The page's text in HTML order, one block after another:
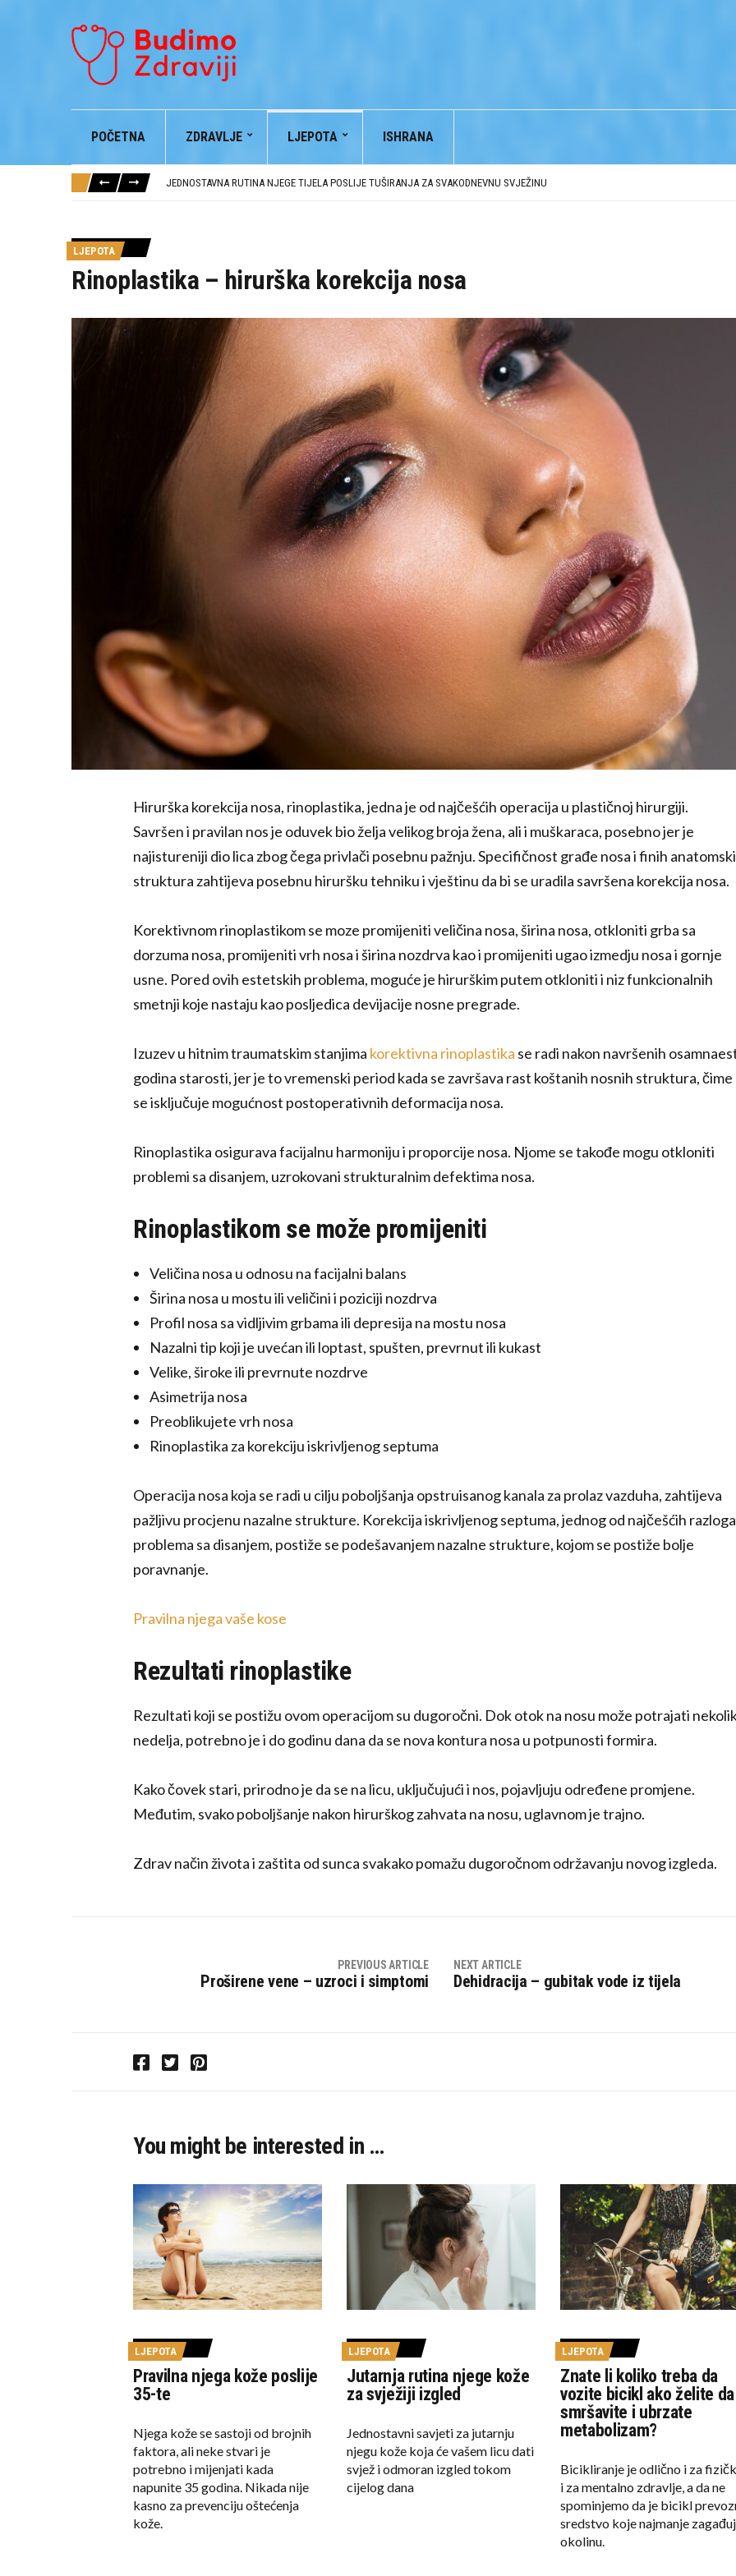
POČETNA ZDRAVLJE LJEPOTA ISHRANA
NAJČEŠĆE GREŠKE U NJEZI KOSE I KAKO IH IZBJEĆI
JEDNOSTAVNA RUTINA NJEGE TIJELA POSLIJE TUŠIRANJA ZA SVAKODNEVNU SVJEŽINU
LJEPOTA
Rinoplastika – hirurška korekcija nosa
Hirurška korekcija nosa, rinoplastika, jedna je od najčešćih operacija u plastičnoj hirurgiji.
Savršen i pravilan nos je oduvek bio želja velikog broja žena, ali i muškaraca, posebno jer je
najistureniji dio lica zbog čega privlači posebnu pažnju. Specifičnost građe nosa i finih
struktura zahtijeva posebnu hiruršku tehniku i vještinu da bi se uradila savršena korekcija nosa.
Korektivnom rinoplastikom se moze promijeniti veličina nosa, širina nosa, otkloniti grba sa
dorzuma nosa, promijeniti vrh nosa i širina nozdrva kao i promijeniti ugao izmedju nosa i gornje
usne. Pored ovih estetskih problema, moguće je hirurškim putem otkloniti i niz funkcionalnih
smetnji koje nastaju kao posljedica devijacije nosne pregrade.
Izuzev u hitnim traumatskim stanjima korektivna rinoplastika se radi nakon navršenih
godina starosti, jer je to vremenski period kada se završava rast koštanih nosnih struktura, čime
se isključuje mogućnost postoperativnih deformacija nosa.
Rinoplastika osigurava facijalnu harmoniju i proporcije nosa. Njome se takođe mogu otkloniti
problemi sa disanjem, uzrokovani strukturalnim defektima nosa.
Rinoplastikom se može promijeniti
Veličina nosa u odnosu na facijalni balans
Širina nosa u mostu ili veličini i poziciji nozdrva
Profil nosa sa vidljivim grbama ili depresija na mostu nosa
Nazalni tip koji je uvećan ili loptast, spušten, prevrnut ili kukast
Velike, široke ili prevrnute nozdrve
Asimetrija nosa
Preoblikujete vrh nosa
Rinoplastika za korekciju iskrivljenog septuma
Operacija nosa koja se radi u cilju poboljšanja opstruisanog kanala za prolaz vazduha, zahtijeva
pažljivu procjenu nazalne strukture. Korekcija iskrivljenog septuma, jednog od najčešćih razloga
problema sa disanjem, postiže se podešavanjem nazalne strukture, kojom se postiže bolje
poravnanje.
Pravilna njega vaše kose
Rezultati rinoplastike
Rezultati koji se postižu ovom operacijom su dugoročni. Dok otok na nosu može potrajati
nedelja, potrebno je i do godinu dana da se nova kontura nosa u potpunosti formira.
Kako čovek stari, prirodno je da se na licu, uključujući i nos, pojavljuju određene promjene.
Međutim, svako poboljšanje nakon hirurškog zahvata na nosu, uglavnom je trajno.
Zdrav način života i zaštita od sunca svakako pomažu dugoročnom održavanju novog izgleda.
PREVIOUS ARTICLE
Proširene vene – uzroci i simptomi
NEXT ARTICLE
Dehidracija – gubitak vode iz tijela
F
b
o
k
T
t
r
P
e
r
e
s
t
You might be interested in …
LJEPOTA
Pravilna njega kože poslije
35-te
Njega kože se sastoji od brojnih
faktora, ali neke stvari je
potrebno i mijenjati kada
napunite 35 godina. Nikada nije
kasno za prevenciju oštećenja
kože.
LJEPOTA
Jutarnja rutina njege kože
za svježiji izgled
Jednostavni savjeti za jutarnju
njegu kože koja će vašem licu dati
svjež i odmoran izgled tokom
cijelog dana
LJEPOTA
Znate li koliko treba da
vozite bicikl ako želite da
smršavite i ubrzate
metabolizam?
Bicikliranje je odlično i za
i za mentalno zdravlje, a da ne
spominjemo da je bicikl
sredstvo koje najmanje
okolinu.